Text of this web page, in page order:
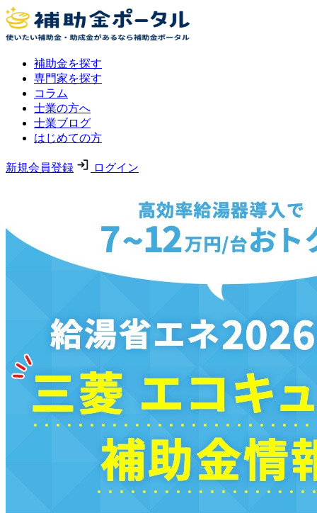
補助金を探す
専門家を探す
コラム
士業の方へ
士業ブログ
はじめての方
新規会員登録 ログイン